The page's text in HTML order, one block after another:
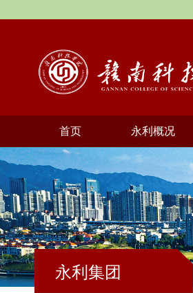
首页 永利概况
永利集团